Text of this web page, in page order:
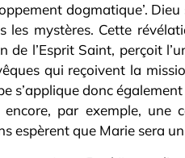
dogmatique’.
les mystères. Cette
de l’Esprit Saint, perçoit
qui reçoivent la
s’applique donc
encore, par exemple, une
espèrent que Marie sera